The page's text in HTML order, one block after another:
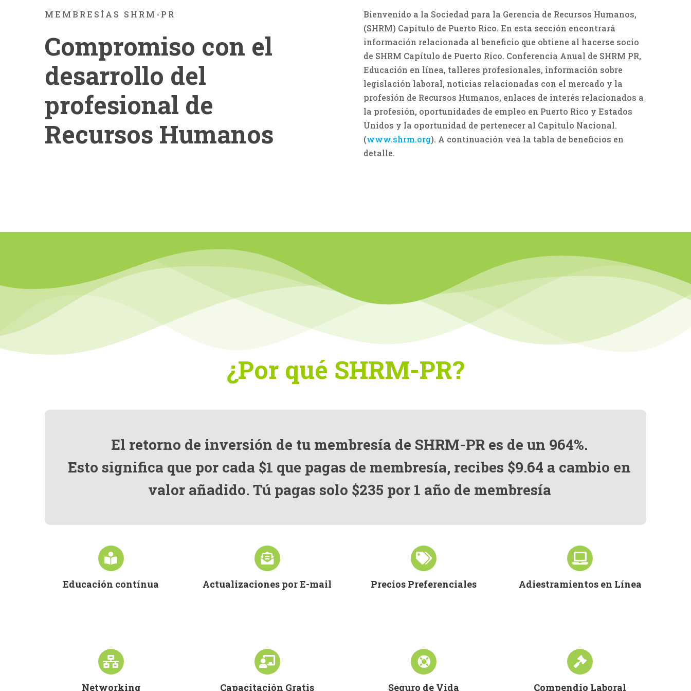
MEMBRESÍAS SHRM-PR
Compromiso con el
desarrollo del
profesional de
Recursos Humanos
Bienvenido a la Sociedad para la Gerencia de Recursos Humanos,
(SHRM) Capítulo de Puerto Rico. En esta sección encontrará
información relacionada al beneficio que obtiene al hacerse socio
de SHRM Capítulo de Puerto Rico. Conferencia Anual de SHRM PR,
Educación en línea, talleres profesionales, información sobre
legislación laboral, noticias relacionadas con el mercado y la
profesión de Recursos Humanos, enlaces de interés relacionados a
la profesión, oportunidades de empleo en Puerto Rico y Estados
Unidos y la oportunidad de pertenecer al Capitulo Nacional.
(www.shrm.org). A continuación vea la tabla de beneficios en
detalle.
¿Por qué SHRM-PR?
El retorno de inversión de tu membresía de SHRM-PR es de un 964%.
Esto significa que por cada $1 que pagas de membresía, recibes $9.64 a cambio en
valor añadido. Tú pagas solo $235 por 1 año de membresía
Educación contínua Actualizaciones por E-mail Precios Preferenciales Adiestramientos en Línea
Networking Capacitación Gratis Seguro de Vida Compendio Laboral